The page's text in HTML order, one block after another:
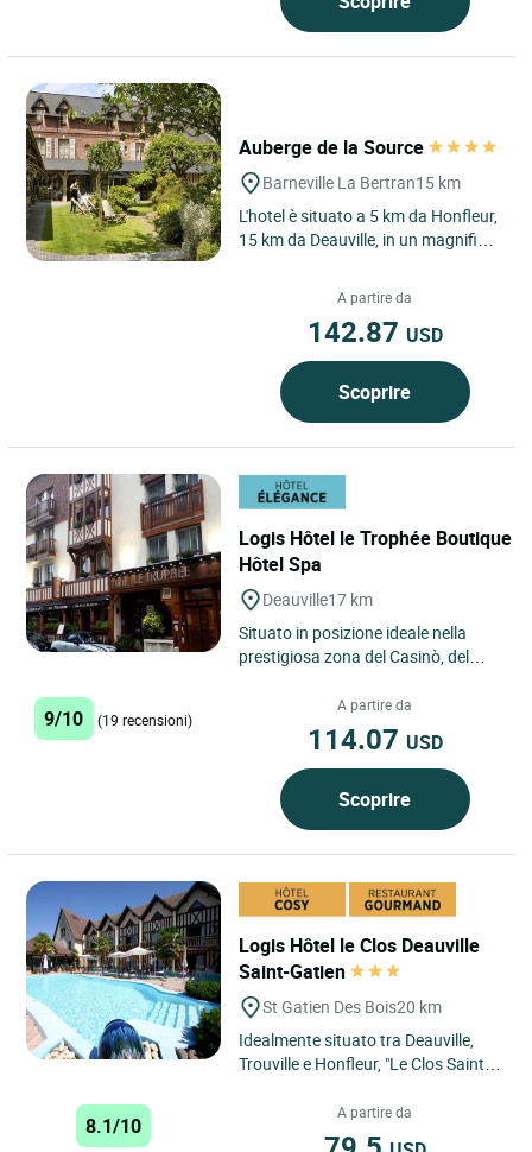
Auberge de la Source
Barneville La Bertran15 km
L'hotel è situato a 5 km da Honfleur,
15 km da Deauville, in un magnifico
A partire da
142.87 USD
Scoprire
Logis Hôtel le Trophée Boutique
Hôtel Spa
Deauville17 km
Situato in posizione ideale nella
prestigiosa zona del Casinò, del
congressi), nel cuore di...
9/10 (19 recensioni)
A partire da
114.07 USD
Scoprire
Logis Hôtel le Clos Deauville
Saint-Gatien
St Gatien Des Bois20 km
Idealmente situato tra Deauville,
Trouville e Honfleur, "Le Clos Saint-
e tranquillo,...
8.1/10
A partire da